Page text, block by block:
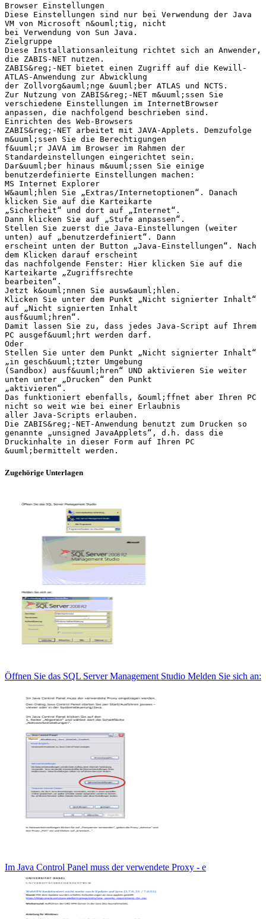
Browser Einstellungen
Diese Einstellungen sind nur bei Verwendung der Java
VM von Microsoft n&ouml;tig, nicht
bei Verwendung von Sun Java.
Zielgruppe
Diese Installationsanleitung richtet sich an Anwender,
die ZABIS-NET nutzen.
ZABIS&reg;-NET bietet einen Zugriff auf die Kewill-
ATLAS-Anwendung zur Abwicklung
der Zollvorg&auml;nge &uuml;ber ATLAS und NCTS.
Zur Nutzung von ZABIS&reg;-NET m&uuml;ssen Sie
verschiedene Einstellungen im InternetBrowser
anpassen, die nachfolgend beschrieben sind.
Einrichten des Web-Browsers
ZABIS&reg;-NET arbeitet mit JAVA-Applets. Demzufolge
m&uuml;ssen Sie die Berechtigungen
f&uuml;r JAVA im Browser im Rahmen der
Standardeinstellungen eingerichtet sein.
Dar&uuml;ber hinaus m&uuml;ssen Sie einige
benutzerdefinierte Einstellungen machen:
MS Internet Explorer
W&auml;hlen Sie „Extras/Internetoptionen“. Danach
klicken Sie auf die Karteikarte
„Sicherheit“ und dort auf „Internet“.
Dann klicken Sie auf „Stufe anpassen“.
Stellen Sie zuerst die Java-Einstellungen (weiter
unten) auf „benutzerdefiniert“. Dann
erscheint unten der Button „Java-Einstellungen“. Nach
dem Klicken darauf erscheint
das nachfolgende Fenster: Hier klicken Sie auf die
Karteikarte „Zugriffsrechte
bearbeiten“.
Jetzt k&ouml;nnen Sie ausw&auml;hlen.
Klicken Sie unter dem Punkt „Nicht signierter Inhalt“
auf „Nicht signierten Inhalt
ausf&uuml;hren“.
Damit lassen Sie zu, dass jedes Java-Script auf Ihrem
PC ausgef&uuml;hrt werden darf.
Oder
Stellen Sie unter dem Punkt „Nicht signierter Inhalt“
„in gesch&uuml;tzter Umgebung
(Sandbox) ausf&uuml;hren“ UND aktivieren Sie weiter
unten unter „Drucken“ den Punkt
„aktivieren“.
Das funktioniert ebenfalls, &ouml;ffnet aber Ihren PC
nicht so weit wie bei einer Erlaubnis
aller Java-Scripts erlauben.
Die ZABIS&reg;-NET-Anwendung benutzt zum Drucken so
genannte „unsigned JavaApplets“, d.h. dass die
Druckinhalte in dieser Form auf Ihren PC
Zugehörige Unterlagen
Öffnen Sie das SQL Server Management Studio Melden Sie sich an:
Im Java Control Panel muss der verwendete Proxy - e